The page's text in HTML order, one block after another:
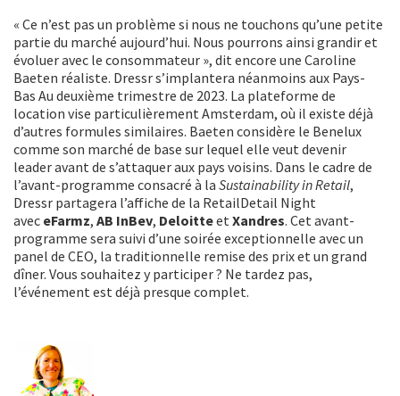
« Ce n’est pas un problème si nous ne touchons qu’une petite
partie du marché aujourd’hui. Nous pourrons ainsi grandir et
évoluer avec le consommateur », dit encore une Caroline
Baeten réaliste. Dressr s’implantera néanmoins aux Pays-
Bas Au deuxième trimestre de 2023. La plateforme de
location vise particulièrement Amsterdam, où il existe déjà
d’autres formules similaires. Baeten considère le Benelux
comme son marché de base sur lequel elle veut devenir
leader avant de s’attaquer aux pays voisins. Dans le cadre de
l’avant-programme consacré à la Sustainability in Retail,
Dressr partagera l’affiche de la RetailDetail Night
avec eFarmz, AB InBev, Deloitteet Xandres. Cet avant-
programme sera suivi d’une soirée exceptionnelle avec un
panel de CEO, la traditionnelle remise des prix et un grand
dîner. Vous souhaitez y participer ? Ne tardez pas,
l’événement est déjà presque complet.